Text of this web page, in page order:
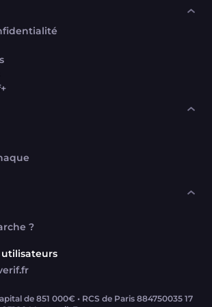
?
de 851 000€ • RCS de Paris 884750035 17